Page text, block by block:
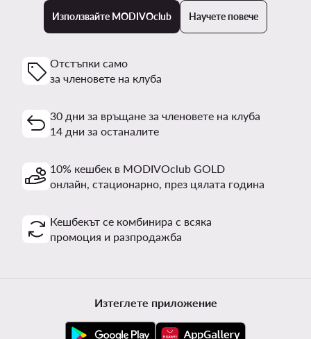
Използвайте MODIVOclub Научете повече
Отстъпки само
за членовете на клуба
30 дни за връщане за членовете на клуба
14 дни за останалите
10% кешбек в MODIVOclub GOLD
онлайн, стационарно, през цялата година
Кешбекът се комбинира с всяка
промоция и разпродажба
Изтеглете приложение